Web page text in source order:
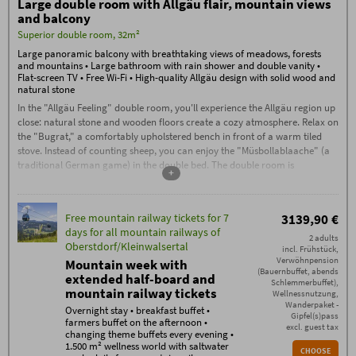
Free mountain railway tickets for 7
days (separate prices for kids) for all
mountain railways at
Oberstdorf/Kleinwalsertal
Booking conditions
TheBooking Conditions(PDF) of Hotel Oberstdorf,
Reute 20, D-87561 Oberstdorf, apply.
Check-in from 3:00 PM. If you arrive after
11:00 PM, please contact us by phone on
Check-out by 11:00 AM
Garage parking space: €15, outdoor
parking space: €5 per car/night
from the date of booking, except in the case of re-
letting. Cancellations must be made in writing via
email (exclusively to info@hotel-oberstdorf.de).
We recommend taking out travel cancellation
insurance.
Free mountain railway tickets daily
The mountain railway ticket is valid for a maximum
of 7 consecutive days – even for longer stays.
For children up to 6 years old staying in their
parents' room, daily mountain railway tickets are
free. For a child aged 7-16, daily free mountain
railway tickets can be added on-site for a one-time
fee of €54.50. Tickets for each additional child are
also free.
Large double room with Allgäu flair, mountain views
and balcony
Superior double room, 32m²
Large panoramic balcony with breathtaking views of meadows, forests
and mountains • Large bathroom with rain shower and double vanity •
Flat-screen TV • Free Wi-Fi • High-quality Allgäu design with solid wood and
natural stone
In the "Allgäu Feeling" double room, you'll experience the Allgäu region up
close: natural stone and wooden floors create a cozy atmosphere. Relax on
the "Bugrat," a comfortably upholstered bench in front of a warm tiled
stove. Instead of counting sheep, you can enjoy the "Müsbollablaache" (a
traditional German game) in the double bed. The double room is
approximately 32 square meters and features a flat-screen satellite TV,
south-east or northwest with breathtaking views of the surrounding
nature. The spacious bathroom is equipped with a double vanity, a large
rain shower, a hairdryer, and a makeup mirror. Included in the price is free
use of the Alpine Wellness World with its large year-round saltwater pool,
natural bathing lake, unique sauna area with a sauna complex, stone bath,
traditional sauna, flax bath, and much more.
+
Free mountain railway tickets for 7
days for all mountain railways of
Oberstdorf/Kleinwalsertal
Mountain week with
extended half-board and
mountain railway tickets
Overnight stay • breakfast buffet •
farmers buffet on the afternoon •
changing theme buffets every evening •
1.500 m² wellness world with saltwater
3139,90 €
2 adults
incl. Frühstück,
Verwöhnpension
(Bauernbuffet, abends
Schlemmerbuffet),
Wellnessnutzung,
Wanderpaket -
Gipfel(s)pass
excl. guest tax
CHOOSE